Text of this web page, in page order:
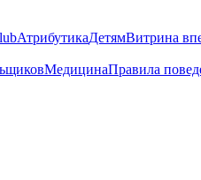
АтрибутикаДетямВитрина
МедицинаПравила